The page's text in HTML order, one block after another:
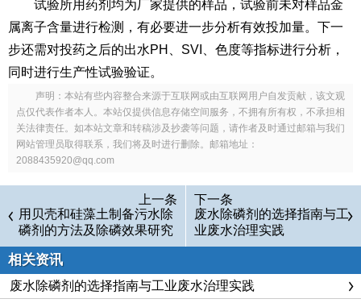
试验所用药剂均为厂家提供的样品，试验前未对样品金
属离子含量进行检测，有必要进一步分析有效投加量。下一
步还需对投药之后的出水PH、SVI、色度等指标进行分析，
同时进行生产性试验验证。
声明：本站有些内容整合来源于互联网或由互联网用户自发贡献，该文观
点仅代表作者本人。本站仅提供信息存储空间服务，不拥有所有权，不承担相
关法律责任。如本站文章和转稿涉及抄袭等问题，请作者及时通过邮箱与我们
网站管理员取得联系，我们将及时进行删除。邮箱地址：
2088435920@qq.com
上一条
用贝壳和硅藻土制备污水除
磷剂的方法及除磷效果研究
下一条
废水除磷剂的选择指南与工
业废水治理实践
相关资讯
废水除磷剂的选择指南与工业废水治理实践